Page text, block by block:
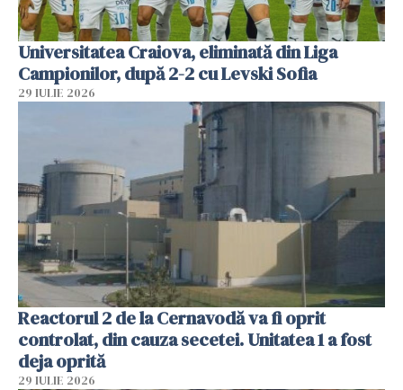
Universitatea Craiova, eliminată din Liga
Campionilor, după 2-2 cu Levski Sofia
29 IULIE 2026
Reactorul 2 de la Cernavodă va fi oprit
controlat, din cauza secetei. Unitatea 1 a fost
deja oprită
29 IULIE 2026